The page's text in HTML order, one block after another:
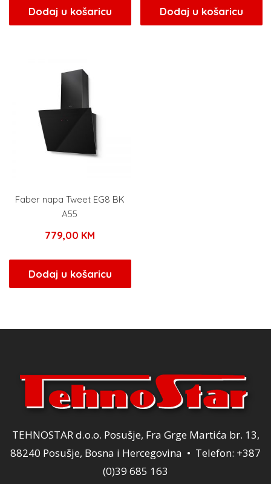
Dodaj u košaricu Dodaj u košaricu
Faber napa Tweet EG8 BK
A55
779,00 KM
Dodaj u košaricu
TEHNOSTAR d.o.o. Posušje, Fra Grge Martića br. 13,
88240 Posušje, Bosna i Hercegovina • Telefon: +387
(0)39 685 163